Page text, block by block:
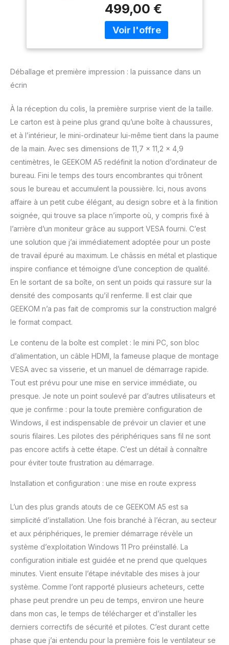
GEEKOM A5 est équipé
d'un processeur AMD
Ryzen 7 7730U (8
performances fiables
programmation,
Photoshop, le montage
multitâche. Ce mini PC
compact et cet
ordinateur de bureau
polyvalent assurent une
informatique efficace
pour le télétravail, les
professionnels et la
productivité au quotidien.
[16 Go DDR4 RAM + 512
Go SSD, extensible
jusqu'à 64 Go RAM et 10
To de stockage] Équipé
de 16 Go de RAM DDR4
et d'un SSD PCIe NVMe
de 512 Go, le mini PC
réactivité rapide et un
prend en charge des
mises à niveau jusqu'à
64 Go, tandis que le slot
M.2 2242 et le baie pour
disque 2,5" permettent
une extension jusqu'à 10
To de stockage total.
Ces options de mise à
niveau flexibles en font
un mini PC et un
ordinateur de bureau
idéal pour les projets
travail professionnelles
[Couverture 3 ans de
qualité professionnelle]
Contrairement aux
marques qui n'offrent
qu'une garantie limitée
d'un an, GEEKOM
accompagne chaque A5
d'une garantie officielle
de 3 ans. Le GEEKOM A5,
avec son châssis
entièrement métallique,
surpasse les alternatives
en plastique pour les
499,00 €
Déballage et première impression : la puissance dans un
écrin
À la réception du colis, la première surprise vient de la taille.
Le carton est à peine plus grand qu’une boîte à chaussures,
et à l’intérieur, le mini-ordinateur lui-même tient dans la paume
de la main. Avec ses dimensions de 11,7 x 11,2 x 4,9
centimètres, le GEEKOM A5 redéfinit la notion d’ordinateur de
bureau. Fini le temps des tours encombrantes qui trônent
sous le bureau et accumulent la poussière. Ici, nous avons
affaire à un petit cube élégant, au design sobre et à la finition
soignée, qui trouve sa place n’importe où, y compris fixé à
l’arrière d’un moniteur grâce au support VESA fourni. C’est
une solution que j’ai immédiatement adoptée pour un poste
de travail épuré au maximum. Le châssis en métal et plastique
inspire confiance et témoigne d’une conception de qualité.
En le sortant de sa boîte, on sent un poids qui rassure sur la
densité des composants qu’il renferme. Il est clair que
GEEKOM n’a pas fait de compromis sur la construction malgré
le format compact.
Le contenu de la boîte est complet : le mini PC, son bloc
d’alimentation, un câble HDMI, la fameuse plaque de montage
VESA avec sa visserie, et un manuel de démarrage rapide.
Tout est prévu pour une mise en service immédiate, ou
presque. Je note un point soulevé par d’autres utilisateurs et
que je confirme : pour la toute première configuration de
Windows, il est indispensable de prévoir un clavier et une
souris filaires. Les pilotes des périphériques sans fil ne sont
pas encore actifs à cette étape. C’est un détail à connaître
pour éviter toute frustration au démarrage.
Installation et configuration : une mise en route express
L’un des plus grands atouts de ce GEEKOM A5 est sa
simplicité d’installation. Une fois branché à l’écran, au secteur
et aux périphériques, le premier démarrage révèle un
système d’exploitation Windows 11 Pro préinstallé. La
configuration initiale est guidée et ne prend que quelques
minutes. Vient ensuite l’étape inévitable des mises à jour
système. Comme l’ont rapporté plusieurs acheteurs, cette
phase peut prendre un peu de temps, environ une heure
dans mon cas, le temps de télécharger et d’installer les
derniers correctifs de sécurité et pilotes. C’est durant cette
phase que j’ai entendu pour la première fois le ventilateur se